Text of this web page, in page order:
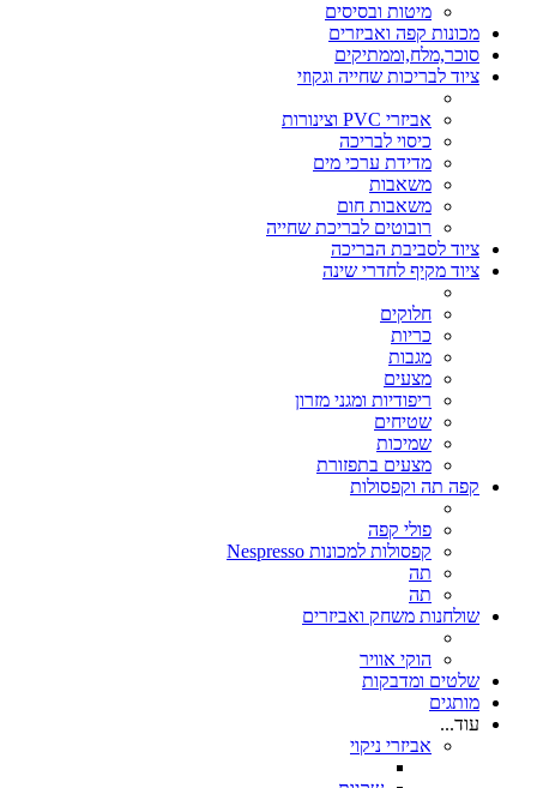
מיטות ובסיסים
מכונות קפה ואביזרים
סוכר,מלח,וממתיקים
ציוד לבריכות שחייה וגקוזי
אביזרי PVC וצינורות
כיסוי לבריכה
מדידת ערכי מים
משאבות
משאבות חום
רובוטים לבריכת שחייה
ציוד לסביבת הבריכה
ציוד מקיף לחדרי שינה
חלוקים
כריות
מגבות
מצעים
ריפודיות ומגני מזרון
שטיחים
שמיכות
מצעים בתפזורת
קפה תה וקפסולות
פולי קפה
קפסולות למכונות Nespresso
תה
תה
שולחנות משחק ואביזרים
הוקי אוויר
שלטים ומדבקות
מותגים
עוד...
אביזרי ניקוי